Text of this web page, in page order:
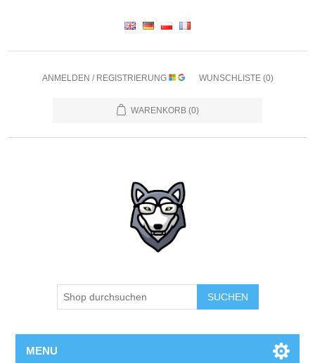
ANMELDEN / REGISTRIERUNG WUNSCHLISTE (0)
WARENKORB (0)
SUCHEN
MENU